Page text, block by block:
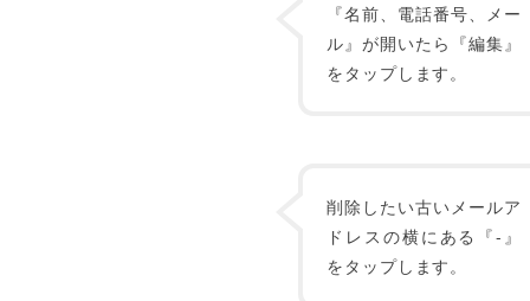
『名前、電話番号、メー
ル』が開いたら『編集』
をタップします。
削除したい古いメールア
ドレスの横にある『-』
をタップします。